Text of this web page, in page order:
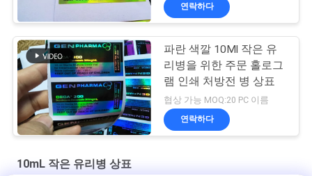
연락하다
파란 색깔 10Ml 작은 유
리병을 위한 주문 홀로그
램 인쇄 처방전 병 상표
협상 가능 MOQ:20 PC 이름
연락하다
10mL 작은 유리병 상표